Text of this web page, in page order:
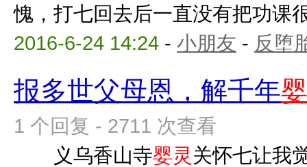
愧，打七回去后一直没有把功课
2016-6-24 14:24 - 小朋友 - 反堕
报多世父母恩，解千年
1 个回复 - 2711 次查看
义乌香山寺婴灵 关怀七让我